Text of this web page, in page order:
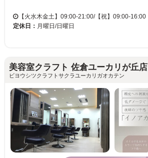
【火水木金土】09:00-21:00/【祝】09:00-16:00
定休日： 月曜日/日曜日
美容室クラフト 佐倉ユーカリが丘店
ビヨウシツクラフトサクラユーカリガオカテン